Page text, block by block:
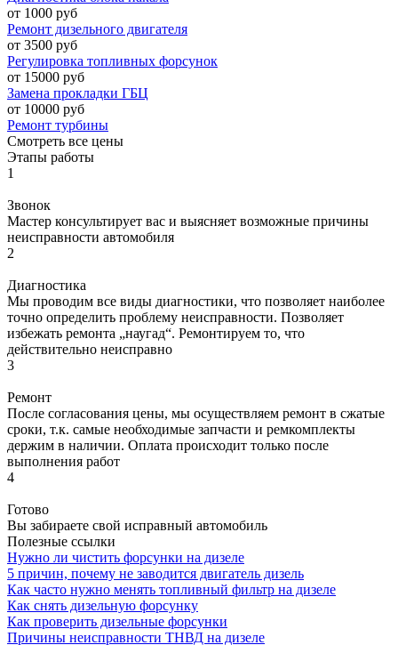
от 1000 руб
Ремонт дизельного двигателя
от 3500 руб
Регулировка топливных форсунок
от 15000 руб
Замена прокладки ГБЦ
от 10000 руб
Ремонт турбины
Смотреть все цены
Этапы работы
1
Звонок
Мастер консультирует вас и выясняет возможные причины
неисправности автомобиля
2
Диагностика
Мы проводим все виды диагностики, что позволяет наиболее
точно определить проблему неисправности. Позволяет
избежать ремонта „наугад“. Ремонтируем то, что
действительно неисправно
3
Ремонт
После согласования цены, мы осуществляем ремонт в сжатые
сроки, т.к. самые необходимые запчасти и ремкомплекты
держим в наличии. Оплата происходит только после
выполнения работ
4
Готово
Вы забираете свой исправный автомобиль
Полезные ссылки
Нужно ли чистить форсунки на дизеле
5 причин, почему не заводится двигатель дизель
Как часто нужно менять топливный фильтр на дизеле
Как снять дизельную форсунку
Как проверить дизельные форсунки
Причины неисправности ТНВД на дизеле